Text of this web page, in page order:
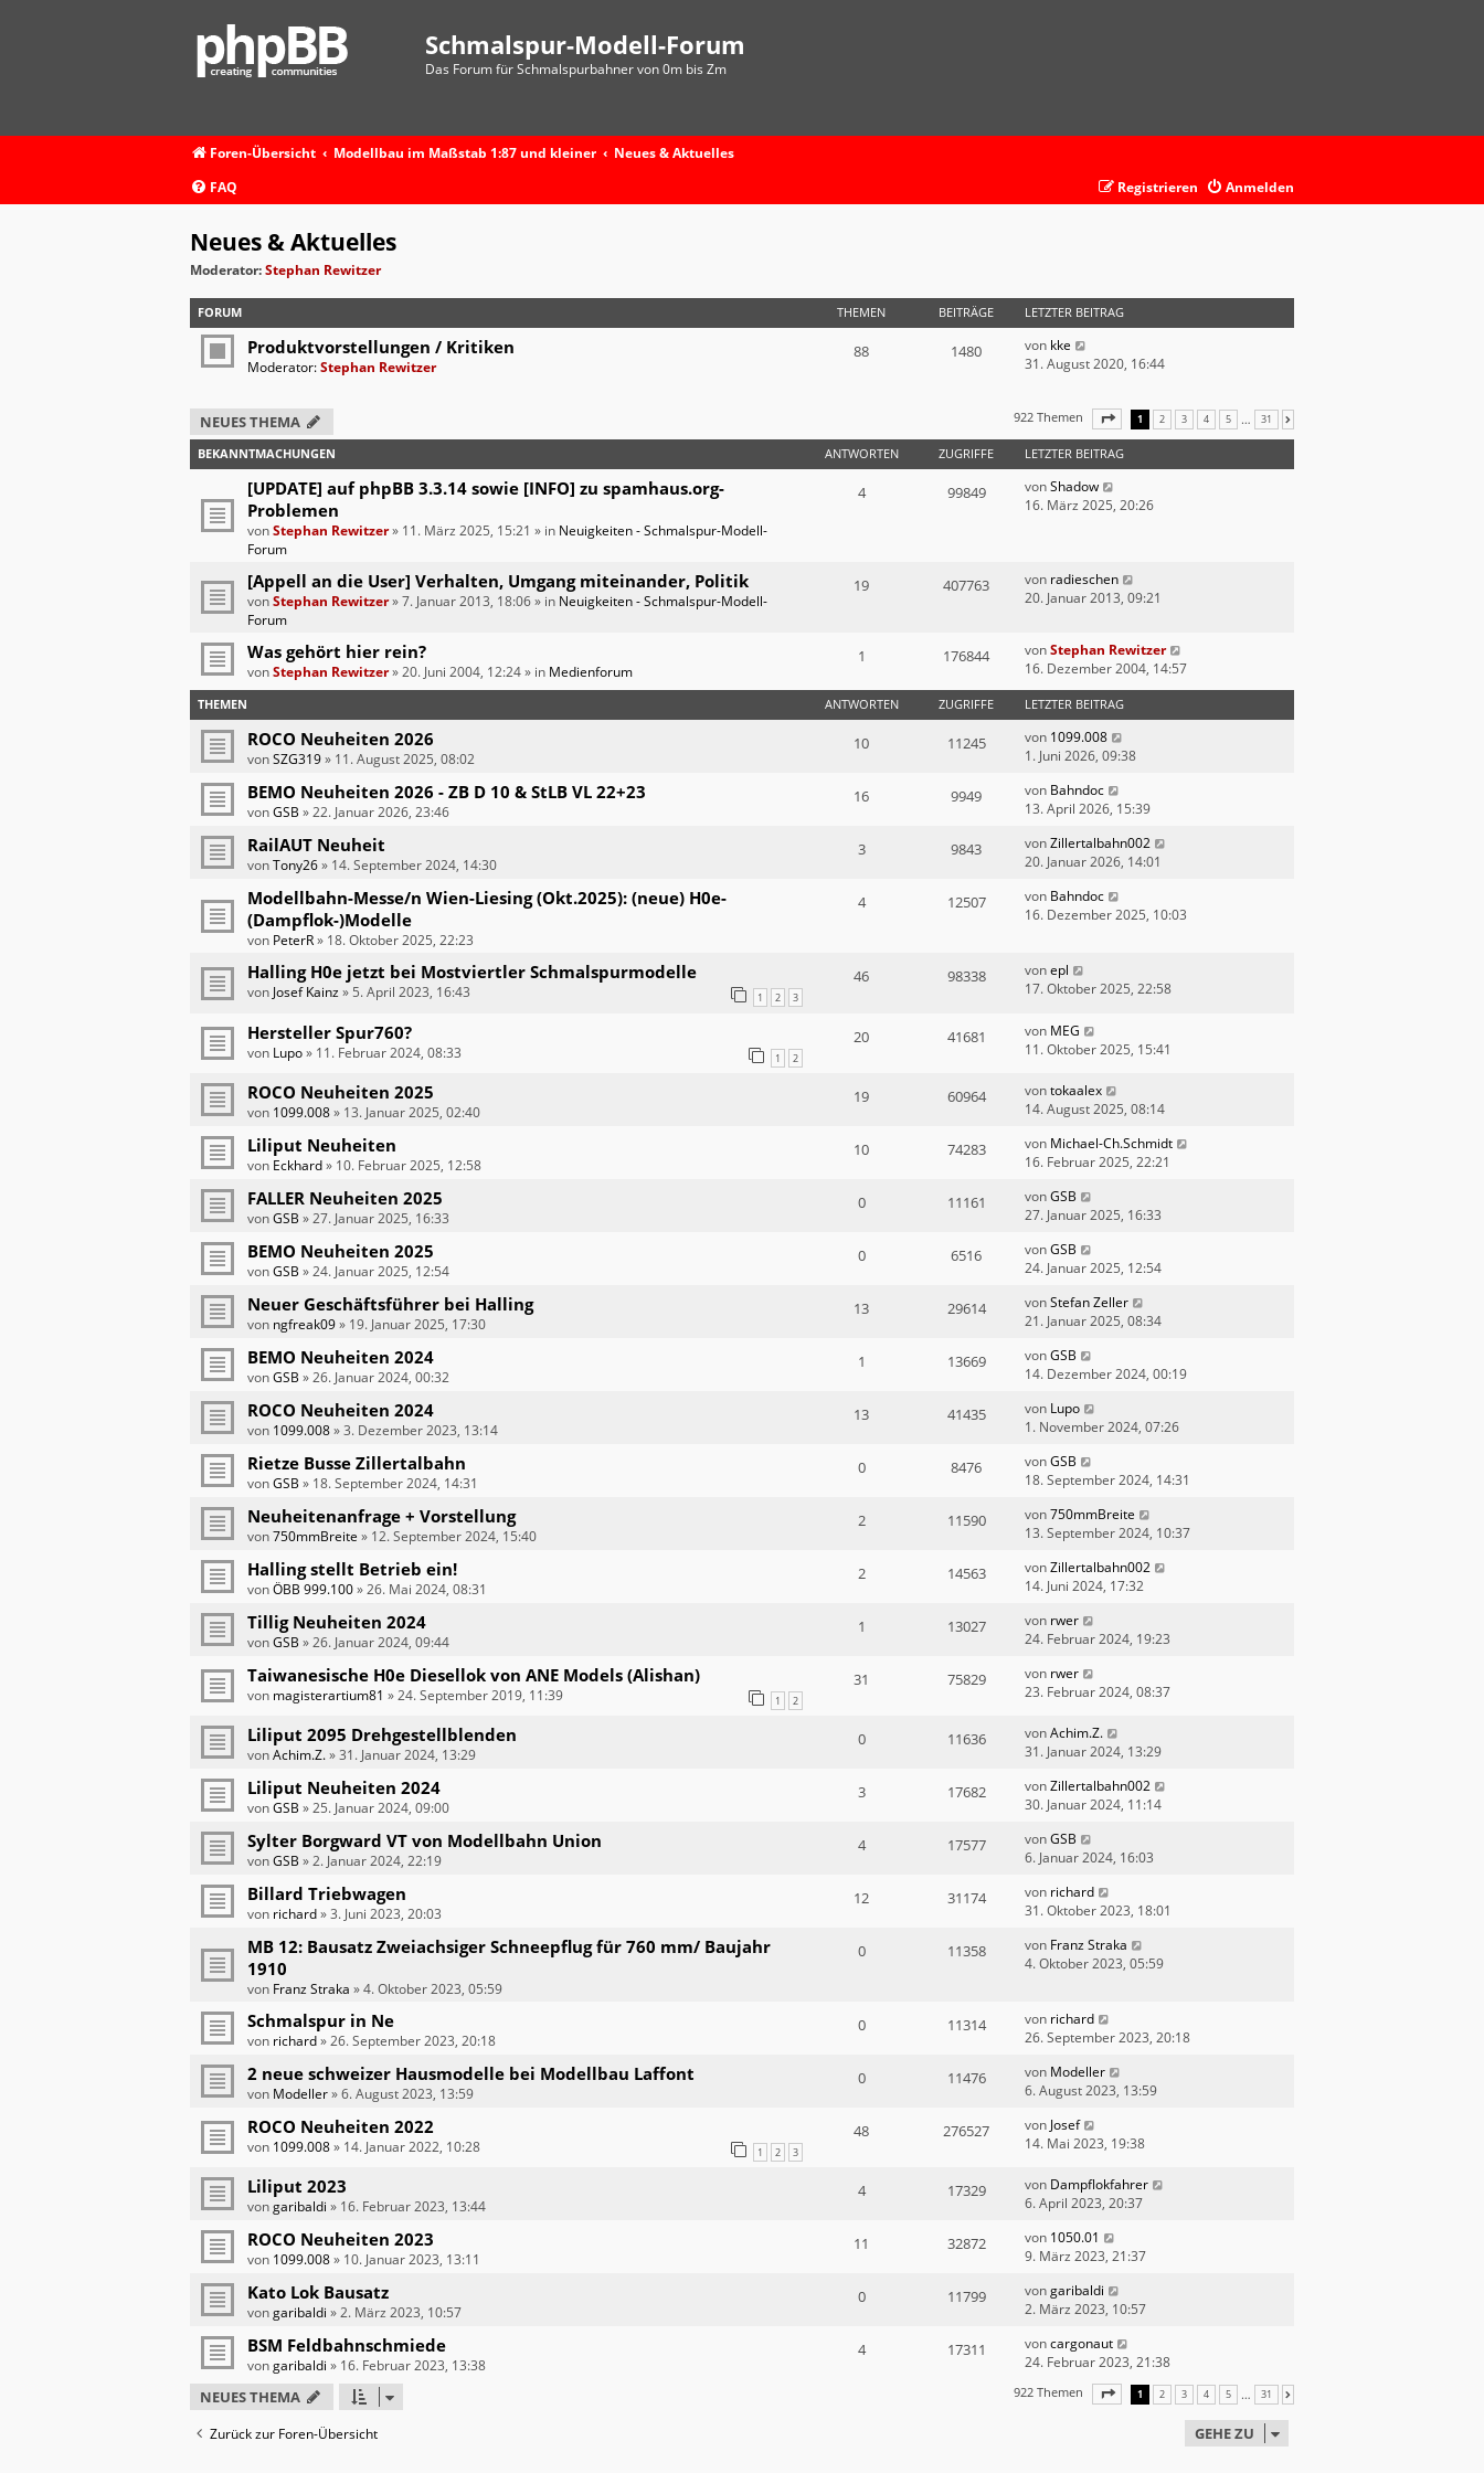
Schmalspur-Modell-Forum
Das Forum für Schmalspurbahner von 0m bis Zm
Foren-Übersicht Modellbau im Maßstab 1:87 und kleiner
Neues & Aktuelles
FAQ
Anmelden
Registrieren
Neues & Aktuelles
Moderator:Stephan Rewitzer
FORUM THEMEN BEITRÄGE LETZTER BEITRAG
Produktvorstellungen / Kritiken
Moderator:Stephan Rewitzer
88 1480 von kke
e
t
e
r
B
e
a
g
31. August 2020, 16:44
NEUES THEMA 922 Themen SEITE VON 31
1 2 3 4 5 … 31
BEKANNTMACHUNGEN ANTWORTEN ZUGRIFFE LETZTER BEITRAG
[UPDATE] auf phpBB 3.3.14 sowie [INFO] zu spamhaus.org-
Problemen
vonStephan Rewitzer» 11. März 2025, 15:21 » in Neuigkeiten - Schmalspur-Modell-
Forum
4 99849 vonShadow
16. März 2025, 20:26
[Appell an die User] Verhalten, Umgang miteinander, Politik
vonStephan Rewitzer»7. Januar 2013, 18:06» in Neuigkeiten - Schmalspur-Modell-
Forum
19 407763 von radieschen
20. Januar 2013, 09:21
Was gehört hier rein?
vonStephan Rewitzer»20. Juni 2004, 12:24» in Medienforum
1 176844 vonStephan Rewitzer
16. Dezember 2004, 14:57
THEMEN ANTWORTEN ZUGRIFFE LETZTER BEITRAG
ROCO Neuheiten 2026
vonSZG319» 11. August 2025, 08:02
10 11245 von 1099.008
1. Juni 2026, 09:38
BEMO Neuheiten 2026 - ZB D 10 & StLB VL 22+23
vonGSB »22. Januar 2026, 23:46
16 9949 von Bahndoc
13. April 2026, 15:39
RailAUT Neuheit
vonTony26» 14. September 2024, 14:30
3 9843 vonZillertalbahn002
20. Januar 2026, 14:01
Modellbahn-Messe/n Wien-Liesing (Okt.2025): (neue) H0e-
(Dampflok-)Modelle
von PeterR» 18. Oktober 2025, 22:23
4 12507 von Bahndoc
16. Dezember 2025, 10:03
Halling H0e jetzt bei Mostviertler Schmalspurmodelle
von Josef Kainz» 5. April 2023, 16:43 1 2 3
46 98338 vonepl
17. Oktober 2025, 22:58
Hersteller Spur760?
von Lupo» 11. Februar 2024, 08:33 1 2
20 41681 von MEG
11. Oktober 2025, 15:41
ROCO Neuheiten 2025
von 1099.008» 13. Januar 2025, 02:40
19 60964 vontokaalex
14. August 2025, 08:14
Liliput Neuheiten
von Eckhard» 10. Februar 2025, 12:58
10 74283 von Michael-Ch.Schmidt
16. Februar 2025, 22:21
FALLER Neuheiten 2025
vonGSB »27. Januar 2025, 16:33
0 11161 vonGSB
27. Januar 2025, 16:33
BEMO Neuheiten 2025
vonGSB »24. Januar 2025, 12:54
0 6516 vonGSB
24. Januar 2025, 12:54
Neuer Geschäftsführer bei Halling
von ngfreak09» 19. Januar 2025, 17:30
13 29614 vonStefan Zeller
21. Januar 2025, 08:34
BEMO Neuheiten 2024
vonGSB »26. Januar 2024, 00:32
1 13669 vonGSB
14. Dezember 2024, 00:19
ROCO Neuheiten 2024
von 1099.008»3. Dezember 2023, 13:14
13 41435 von Lupo
1. November 2024, 07:26
Rietze Busse Zillertalbahn
vonGSB » 18. September 2024, 14:31
0 8476 vonGSB
18. September 2024, 14:31
Neuheitenanfrage + Vorstellung
von750mmBreite » 12. September 2024, 15:40
2 11590 von750mmBreite
13. September 2024, 10:37
Halling stellt Betrieb ein!
vonÖBB 999.100»26. Mai 2024, 08:31
2 14563 vonZillertalbahn002
14. Juni 2024, 17:32
Tillig Neuheiten 2024
vonGSB »26. Januar 2024, 09:44
1 13027 von rwer
24. Februar 2024, 19:23
Taiwanesische H0e Diesellok von ANE Models (Alishan)
von magisterartium81 »24. September 2019, 11:39 1 2
31 75829 von rwer
23. Februar 2024, 08:37
Liliput 2095 Drehgestellblenden
vonAchim.Z.»31. Januar 2024, 13:29
0 11636 vonAchim.Z.
31. Januar 2024, 13:29
Liliput Neuheiten 2024
vonGSB »25. Januar 2024, 09:00
3 17682 vonZillertalbahn002
30. Januar 2024, 11:14
Sylter Borgward VT von Modellbahn Union
vonGSB »2. Januar 2024, 22:19
4 17577 vonGSB
6. Januar 2024, 16:03
Billard Triebwagen
von richard»3. Juni 2023, 20:03
12 31174 von richard
31. Oktober 2023, 18:01
MB 12: Bausatz Zweiachsiger Schneepflug für 760 mm/ Baujahr
1910
von Franz Straka »4. Oktober 2023, 05:59
0 11358 von Franz Straka
4. Oktober 2023, 05:59
Schmalspur in Ne
von richard»26. September 2023, 20:18
0 11314 von richard
26. September 2023, 20:18
2 neue schweizer Hausmodelle bei Modellbau Laffont
von Modeller»6. August 2023, 13:59
0 11476 von Modeller
6. August 2023, 13:59
ROCO Neuheiten 2022
von 1099.008» 14. Januar 2022, 10:28 1 2 3
48 276527 von Josef
14. Mai 2023, 19:38
Liliput 2023
vongaribaldi » 16. Februar 2023, 13:44
4 17329 von Dampflokfahrer
6. April 2023, 20:37
ROCO Neuheiten 2023
von 1099.008» 10. Januar 2023, 13:11
11 32872 von 1050.01
9. März 2023, 21:37
Kato Lok Bausatz
vongaribaldi »2. März 2023, 10:57
0 11799 vongaribaldi
2. März 2023, 10:57
BSM Feldbahnschmiede
vongaribaldi » 16. Februar 2023, 13:38
4 17311 voncargonaut
24. Februar 2023, 21:38
NEUES THEMA 922 Themen SEITE VON 31
1 2 3 4 5 … 31
Zurück zur Foren-Übersicht GEHE ZU